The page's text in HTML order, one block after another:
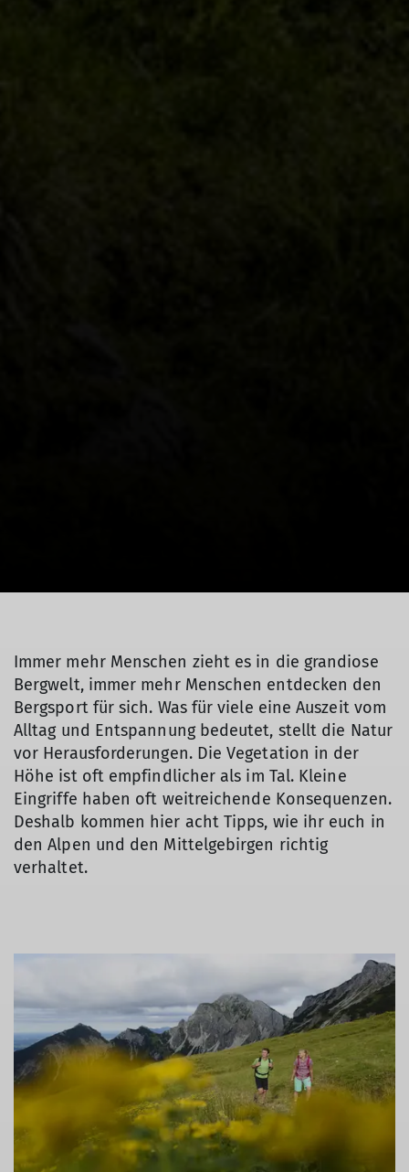
Immer mehr Menschen zieht es in die grandiose
Bergwelt, immer mehr Menschen entdecken den
Bergsport für sich. Was für viele eine Auszeit vom
Alltag und Entspannung bedeutet, stellt die Natur
vor Herausforderungen. Die Vegetation in der
Höhe ist oft empfindlicher als im Tal. Kleine
Eingriffe haben oft weitreichende Konsequenzen.
Deshalb kommen hier acht Tipps, wie ihr euch in
den Alpen und den Mittelgebirgen richtig
verhaltet.